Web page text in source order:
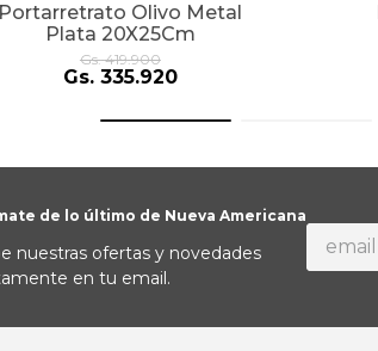
Portarretrato Olivo Metal
Plata 20X25Cm
Gs. 419.900
Gs. 335.920
de lo último de Nueva Americana
nuestras ofertas y novedades
en tu email.